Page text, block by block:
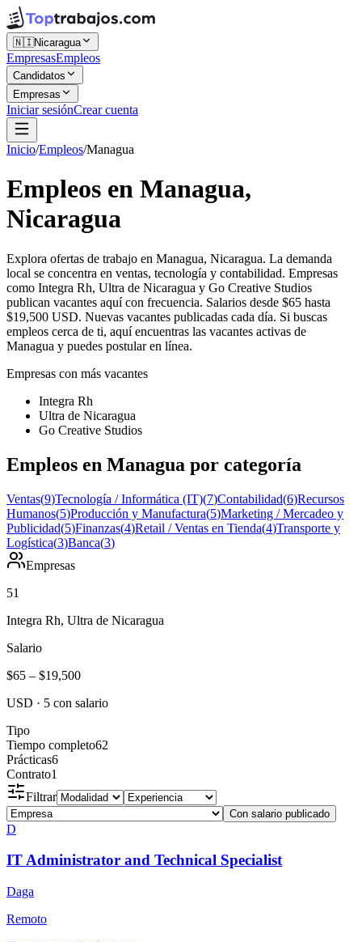
🇳🇮Nicaragua
EmpresasEmpleos
Candidatos
Empresas
Iniciar sesiónCrear cuenta
Inicio/Empleos/Managua
Empleos en Managua,
Nicaragua
Explora ofertas de trabajo en Managua, Nicaragua. La demanda
local se concentra en ventas, tecnología y contabilidad. Empresas
como Integra Rh, Ultra de Nicaragua y Go Creative Studios
publican vacantes aquí con frecuencia. Salarios desde $65 hasta
$19,500 USD. Nuevas vacantes publicadas cada día. Si buscas
empleos cerca de ti, aquí encuentras las vacantes activas de
Managua y puedes postular en línea.
Empresas con más vacantes
Integra Rh
Ultra de Nicaragua
Go Creative Studios
Empleos en Managua por categoría
Ventas(9)Tecnología / Informática (IT)(7)Contabilidad(6)Recursos
Humanos(5)Producción y Manufactura(5)Marketing / Mercadeo y
Publicidad(5)Finanzas(4)Retail / Ventas en Tienda(4)Transporte y
Logística(3)Banca(3)
Empresas
51
Integra Rh, Ultra de Nicaragua
Salario
$65 – $19,500
USD · 5 con salario
Tipo
Tiempo completo62
Prácticas6
Contrato1
Filtrar
Con salario publicado
D
IT Administrator and Technical Specialist
Daga
Remoto